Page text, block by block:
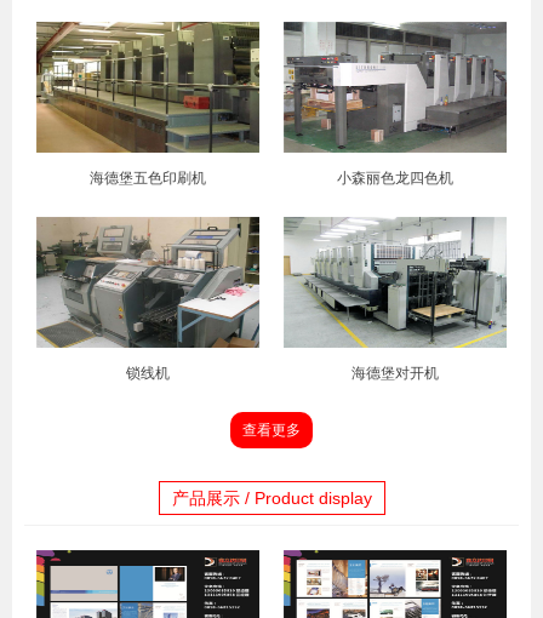
海德堡五色印刷机 小森丽色龙四色机
锁线机 海德堡对开机
查看更多
产品展示 / Product display